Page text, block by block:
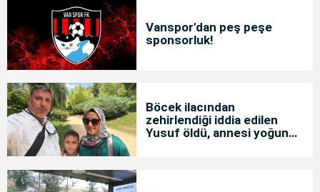
Vanspor'dan peş peşe
sponsorluk!
Böcek ilacından
zehirlendiği iddia edilen
Yusuf öldü, annesi yoğun